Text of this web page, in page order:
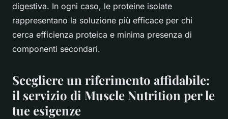
digestiva. In ogni caso, le proteine isolate
rappresentano la soluzione più efficace per chi
cerca efficienza proteica e minima presenza di
componenti secondari.
Scegliere un riferimento affidabile:
il servizio di Muscle Nutrition per le
tue esigenze